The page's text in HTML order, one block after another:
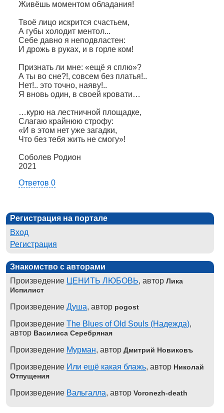
Живёшь моментом обладания!
Твоё лицо искрится счастьем,
А губы холодит ментол...
Себе давно я неподвластен:
И дрожь в руках, и в горле ком!
Признать ли мне: «ещё я сплю»?
А ты во сне?!, совсем без платья!..
Нет!.. это точно, наяву!..
Я вновь один, в своей кровати…
…курю на лестничной площадке,
Слагаю крайнюю строфу:
«И в этом нет уже загадки,
Что без тебя жить не смогу»!
Соболев Родион
2021
Ответов 0
Регистрация на портале
Вход
Регистрация
Знакомство с авторами
Произведение ЦЕНИТЬ ЛЮБОВЬ, автор Лика
Испилист
Произведение Душа, автор pogost
Произведение The Blues of Old Souls (Надежда),
автор Василиса Серебряная
Произведение Мурман, автор Дмитрий Новиковъ
Произведение Или ещё какая блажь, автор Николай
Отпущения
Произведение Вальгалла, автор Voronezh-death